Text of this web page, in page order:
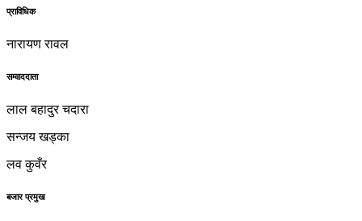
प्राविधिक
नारायण रावल
सम्वाददाता
लाल बहादुर चदारा
सन्जय खड्का
लव कुवँर
बजार प्रमुख